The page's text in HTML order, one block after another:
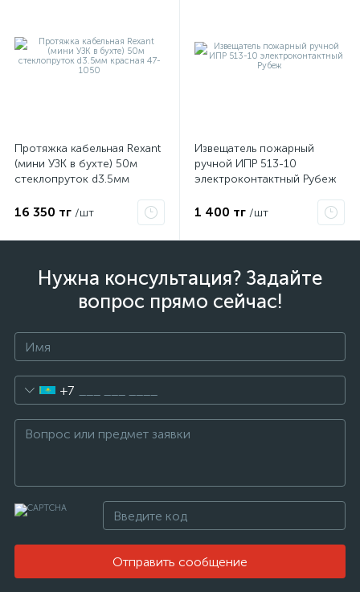
Протяжка кабельная Rexant
(мини УЗК в бухте) 50м
стеклопруток d3.5мм
16 350 тг /шт
Извещатель пожарный
ручной ИПР 513-10
электроконтактный Рубеж
1 400 тг /шт
Нужна консультация? Задайте
вопрос прямо сейчас!
+7
Отправить сообщение